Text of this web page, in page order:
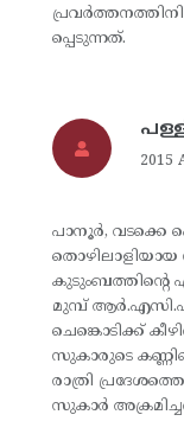
പ്പെടുന്നത്.
2015
പാനൂര്‍, വടക്കെ
തൊഴിലാളിയായ
മുമ്പ്
ചെങ്കൊടിക്ക്
സുകാരുടെ
രാത്രി
സുകാര്‍